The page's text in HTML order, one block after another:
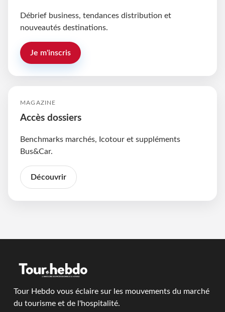
Débrief business, tendances distribution et
nouveautés destinations.
Je m'inscris
MAGAZINE
Accès dossiers
Benchmarks marchés, Icotour et suppléments
Bus&Car.
Découvrir
Tour Hebdo vous éclaire sur les mouvements du marché
du tourisme et de l'hospitalité.